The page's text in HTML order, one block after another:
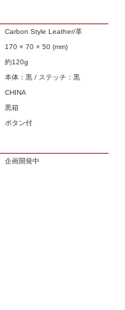
Carbon Style Leather/革
170 × 70 × 50 (mm)
約120g
本体：黒 / ステッチ：黒
CHINA
黒箱
ボタン付
企画開発中